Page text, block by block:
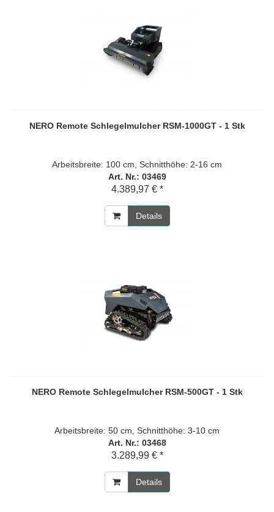
NERO Remote Schlegelmulcher RSM-1000GT - 1 Stk
Arbeitsbreite: 100 cm, Schnitthöhe: 2-16 cm
Art. Nr.: 03469
4.389,97 € *
Details
NERO Remote Schlegelmulcher RSM-500GT - 1 Stk
Arbeitsbreite: 50 cm, Schnitthöhe: 3-10 cm
Art. Nr.: 03468
3.289,99 € *
Details